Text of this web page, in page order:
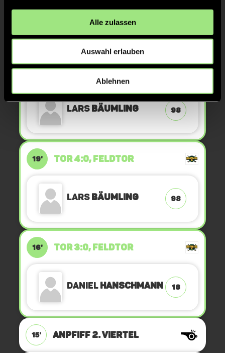
Alle zulassen
Auswahl erlauben
Ablehnen
30' ABPFIFF 2. Viertel
20' TOR 5:0, FELDTOR
LarsBäumling 98
19' TOR 4:0, FELDTOR
LarsBäumling 98
16' TOR 3:0, FELDTOR
DanielHanschmann 18
15' ANPFIFF 2. Viertel